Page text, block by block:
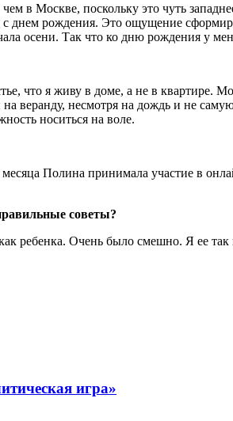
в Москве, поскольку это чуть
днем рождения. Это ощущение
осени. Так что ко дню рождения у
что я живу в доме, а не в квартире.
веранду, несмотря на дождь и не
носиться на воле.
Полина принимала участие в
советы?
ребенка. Очень было смешно. Я ее так
игра»